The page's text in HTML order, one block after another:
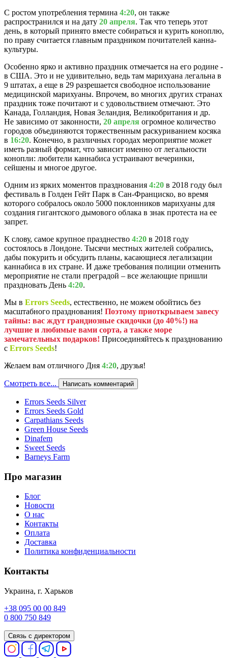
С ростом употребления термина 4:20, он также
распространился и на дату 20 апреля. Так что теперь этот
день, в который принято вместе собираться и курить коноплю,
по праву считается главным праздником почитателей канна-
культуры.
Особенно ярко и активно праздник отмечается на его родине -
в США. Это и не удивительно, ведь там марихуана легальна в
9 штатах, а еще в 29 разрешается свободное использование
медицинской марихуаны. Впрочем, во многих других странах
праздник тоже почитают и с удовольствием отмечают. Это
Канада, Голландия, Новая Зеландия, Великобритания и др.
Не зависимо от законности, 20 апреля огромное количество
городов объединяются торжественным раскуриванием косяка
в 16:20. Конечно, в различных городах мероприятие может
иметь разный формат, что зависит именно от легальности
конопли: любители каннабиса устраивают вечеринки,
сейшены и многое другое.
Одним из ярких моментов празднования 4:20 в 2018 году был
фестиваль в Голден Гейт Парк в Сан-Франциско, во время
которого собралось около 5000 поклонников марихуаны для
создания гигантского дымового облака в знак протеста на ее
запрет.
К слову, самое крупное празднество 4:20 в 2018 году
состоялось в Лондоне. Тысячи местных жителей собрались,
дабы покурить и обсудить планы, касающиеся легализации
каннабиса в их стране. И даже требования полиции отменить
мероприятие не стали преградой – все желающие пришли
праздновать День 4:20.
Мы в Errors Seeds, естественно, не можем обойтись без
масштабного празднования! Поэтому приоткрываем завесу
тайны: вас ждут грандиозные скидочки (до 40%!) на
лучшие и любимые вами сорта, а также море
замечательных подарков! Присоединяйтесь к празднованию
с Errors Seeds!
Желаем вам отличного Дня 4:20, друзья!
Смотреть все... Написать комментарий
Errors Seeds Silver
Errors Seeds Gold
Carpathians Seeds
Green House Seeds
Dinafem
Sweet Seeds
Barneys Farm
Про магазин
Блог
Новости
О нас
Контакты
Оплата
Доставка
Политика конфиденциальности
Контакты
Украина, г. Харьков
+38 095 00 00 849
0 800 750 849
Связь с директором